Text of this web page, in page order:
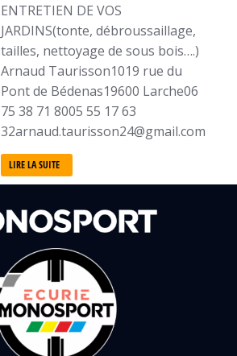
ENTRETIEN DE VOS
JARDINS(tonte, débroussaillage,
tailles, nettoyage de sous bois….)
Arnaud Taurisson1019 rue du
Pont de Bédenas19600 Larche06
75 38 71 8005 55 17 63
32arnaud.taurisson24@gmail.com
LIRE LA SUITE